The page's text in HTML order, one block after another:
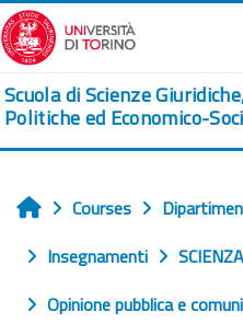
Skip to main content
Scuola di Scienze
Politiche ed Economico-
Home
Courses
Insegnamenti
Opinione pubblica e